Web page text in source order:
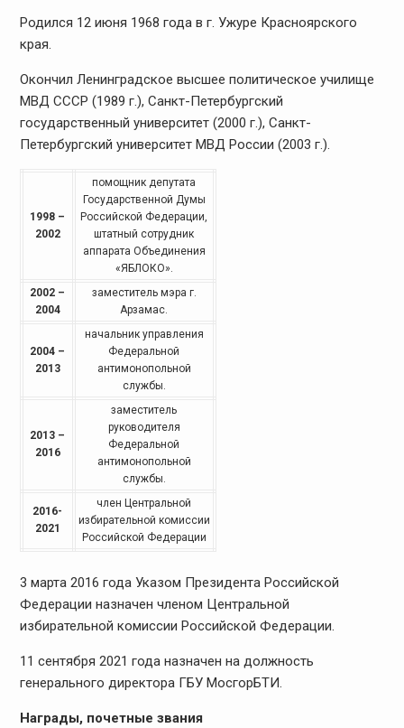
Родился 12 июня 1968 года в г. Ужуре Красноярского
края.
Окончил Ленинградское высшее политическое училище
МВД СССР (1989 г.), Санкт-Петербургский
государственный университет (2000 г.), Санкт-
Петербургский университет МВД России (2003 г.).
1998 –
2002
помощник депутата
Государственной Думы
Российской Федерации,
штатный сотрудник
аппарата Объединения
«ЯБЛОКО».
2002 –
2004
заместитель мэра г.
Арзамас.
2004 –
2013
начальник управления
Федеральной
антимонопольной
службы.
2013 –
2016
заместитель
руководителя
Федеральной
антимонопольной
службы.
2016-
2021
член Центральной
избирательной комиссии
Российской Федерации
3 марта 2016 года Указом Президента Российской
Федерации назначен членом Центральной
избирательной комиссии Российской Федерации.
11 сентября 2021 года назначен на должность
генерального директора ГБУ МосгорБТИ.
Награды, почетные звания